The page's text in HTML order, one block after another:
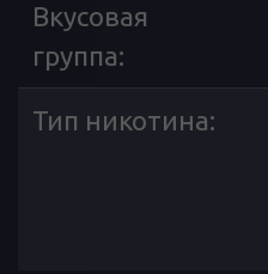
Вкусовая
группа:
Тип никотина: